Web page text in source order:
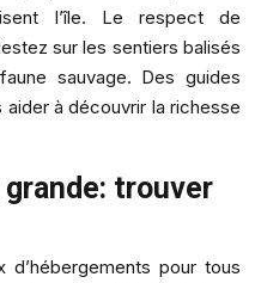
l’île. Le respect de
sur les sentiers balisés
sauvage. Des guides
à découvrir la richesse
trouver
d’hébergements pour tous